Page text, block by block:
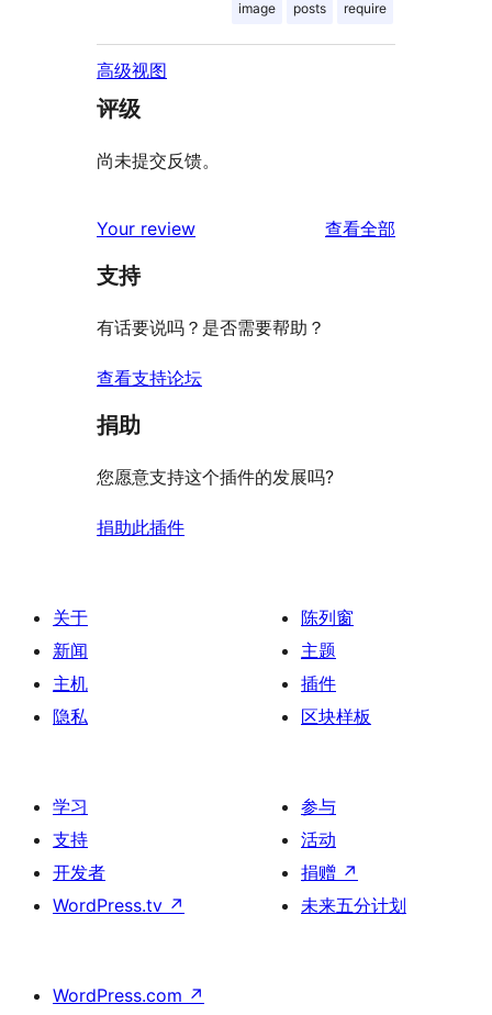
image posts require
高级视图
评级
尚未提交反馈。
Your review 查看全部
支持
有话要说吗？是否需要帮助？
查看支持论坛
捐助
您愿意支持这个插件的发展吗?
捐助此插件
关于
新闻
主机
隐私
陈列窗
主题
插件
区块样板
学习
支持
开发者
WordPress.tv ↗
参与
活动
捐赠 ↗
未来五分计划
WordPress.com ↗